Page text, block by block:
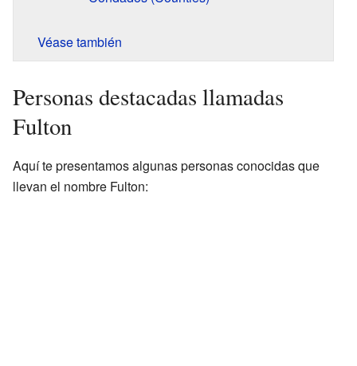
Véase también
Personas destacadas llamadas
Fulton
Aquí te presentamos algunas personas conocidas que
llevan el nombre Fulton: